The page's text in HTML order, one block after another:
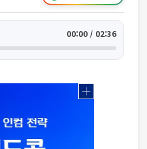
00:00 / 02:36